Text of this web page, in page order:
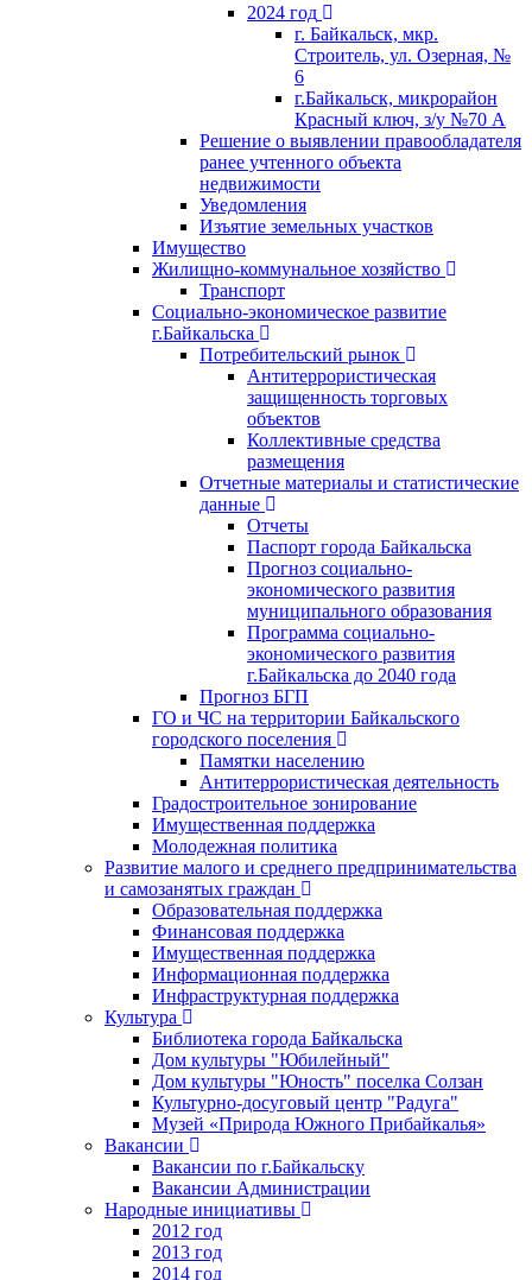
2024 год
г. Байкальск, мкр.
Строитель, ул. Озерная, №
6
г.Байкальск, микрорайон
Красный ключ, з/у №70 А
Решение о выявлении правообладателя
ранее учтенного объекта
недвижимости
Уведомления
Изъятие земельных участков
Имущество
Жилищно-коммунальное хозяйство
Транспорт
Социально-экономическое развитие
г.Байкальска
Потребительский рынок
Антитеррористическая
защищенность торговых
объектов
Коллективные средства
размещения
Отчетные материалы и статистические
данные
Отчеты
Паспорт города Байкальска
Прогноз социально-
экономического развития
муниципального образования
Программа социально-
экономического развития
г.Байкальска до 2040 года
Прогноз БГП
ГО и ЧС на территории Байкальского
городского поселения
Памятки населению
Антитеррористическая деятельность
Градостроительное зонирование
Имущественная поддержка
Молодежная политика
Развитие малого и среднего предпринимательства
и самозанятых граждан
Образовательная поддержка
Финансовая поддержка
Имущественная поддержка
Информационная поддержка
Инфраструктурная поддержка
Культура
Библиотека города Байкальска
Дом культуры "Юбилейный"
Дом культуры "Юность" поселка Солзан
Культурно-досуговый центр "Радуга"
Музей «Природа Южного Прибайкалья»
Вакансии
Вакансии по г.Байкальску
Вакансии Администрации
Народные инициативы
2012 год
2013 год
2014 год